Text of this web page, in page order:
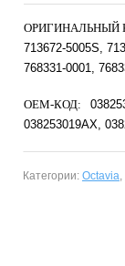
ОРИГИНАЛЬНЫЙ
713672-5005S
768331-0001
OEM-КОД:
038253019AX
Категории: Octavia,